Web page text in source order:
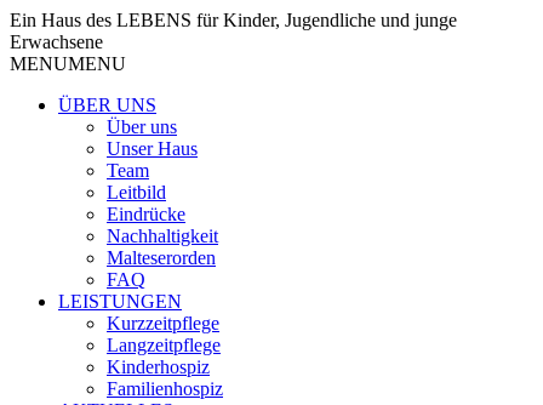
Ein Haus des LEBENS für Kinder, Jugendliche und junge
Erwachsene
MENUMENU
ÜBER UNS
Über uns
Unser Haus
Team
Leitbild
Eindrücke
Nachhaltigkeit
Malteserorden
FAQ
LEISTUNGEN
Kurzzeitpflege
Langzeitpflege
Kinderhospiz
Familienhospiz